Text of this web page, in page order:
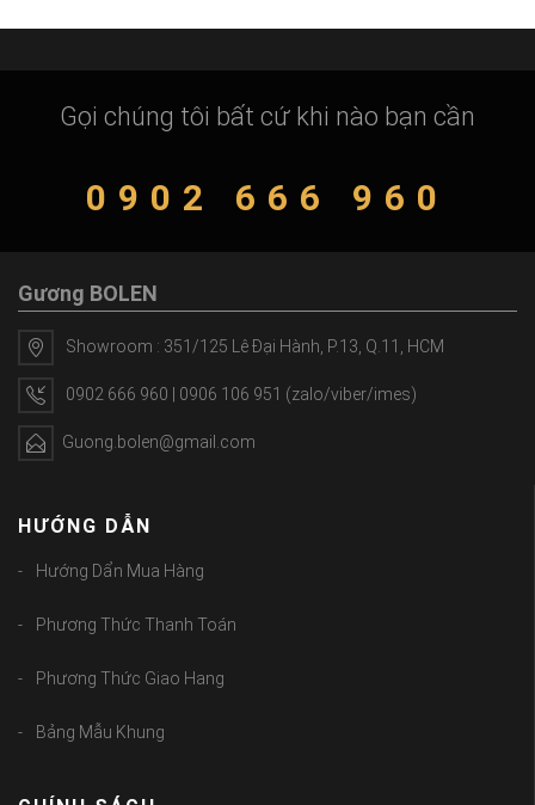
Gọi chúng tôi bất cứ khi nào bạn cần
0902 666 960
Gương BOLEN
Showroom : 351/125 Lê Đại Hành, P.13, Q.11, HCM
0902 666 960 | 0906 106 951 (zalo/viber/imes)
Guong.bolen@gmail.com
HƯỚNG DẪN
Hướng Dẩn Mua Hàng
Phương Thức Thanh Toán
Phương Thức Giao Hang
Bảng Mẫu Khung